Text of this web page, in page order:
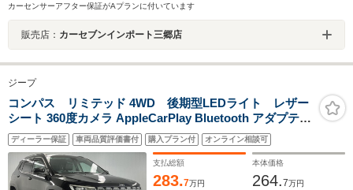
カーセンサーアフター保証がAプランに付いています
販売店： カーセブンインポート三郷店
ジープ
コンパス リミテッド 4WD 後期型LEDライト レザー
シート 360度カメラ AppleCarPlay Bluetooth アダプティ
ブクルーズコントロール ステアリングヒーター シートヒ
ーター ETC 認定中古車保証
ディーラー保証 車両品質評価書付 購入プラン付 オンライン相談可
支払総額
283.7万円
本体価格
264.7万円